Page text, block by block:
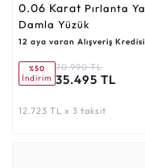
0.06 Karat
Damla Yüzük
12 aya varan Alışveriş Kredisi
%50
İndirim
70.990 TL
35.495 TL
12.723 TL x 3 taksit